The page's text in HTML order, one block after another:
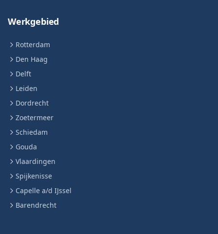
Werkgebied
Rotterdam
Den Haag
Delft
Leiden
Dordrecht
Zoetermeer
Schiedam
Gouda
Vlaardingen
Spijkenisse
Capelle a/d IJssel
Barendrecht